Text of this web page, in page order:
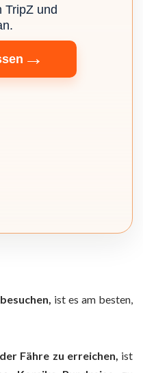
TripZ und
→
ist es am besten,
Fähre zu erreichen, ist